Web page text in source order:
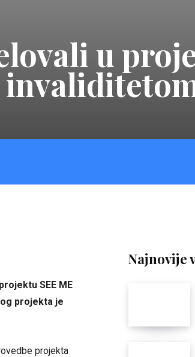
u
SEE ME
projekta je
projekta
Najnovije